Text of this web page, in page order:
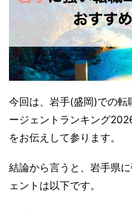
今回は、岩手(盛岡)での
ージェントランキング
をお伝えして参ります。
結論から言うと、岩手県
ェントは以下です。